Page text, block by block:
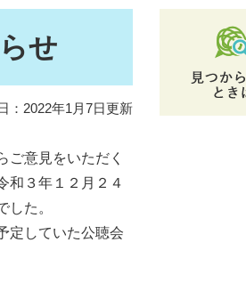
せ
：2022年1月7日更新
意見をいただく
和３年１２月２４
た。
定していた公聴会